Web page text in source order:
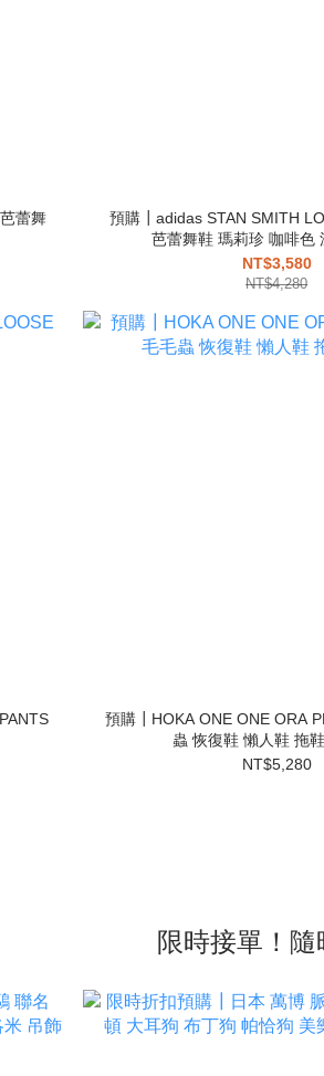
蕾舞
預購┃adidas STAN SMITH
芭蕾舞鞋 瑪莉珍 咖啡色
NT$3,580
NT$4,280
預購┃HOKA ONE ONE ORA
蟲 恢復鞋 懶人鞋 拖
NT$5,280
限時接單！隨